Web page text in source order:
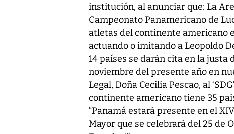
institución, al anunciar que: La
Campeonato Panamericano de
atletas del continente americano
actuando o imitando a Leopoldo
14 países se darán cita en la justa
noviembre del presente año en
Legal, Doña Cecilia Pescao, al
continente americano tiene 35
“Panamá estará presente en el
Mayor que se celebrará del 25 de